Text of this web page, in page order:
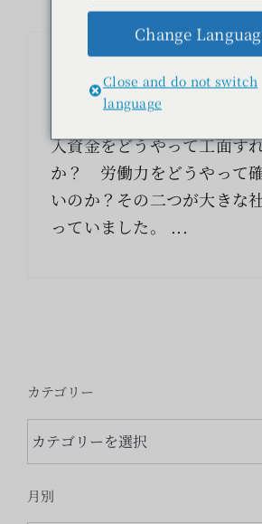
学ぶ
綿花と人の関係⑩〜「奇
請求書〜
インドの綿農家では、農薬
入資金をどうやって工面す
か？ 労働力をどうやって
いのか？その二つが大きな
っていました。 ...
カテゴリー
カ
テ
ゴ
月別
Change
Close and do not switch
language